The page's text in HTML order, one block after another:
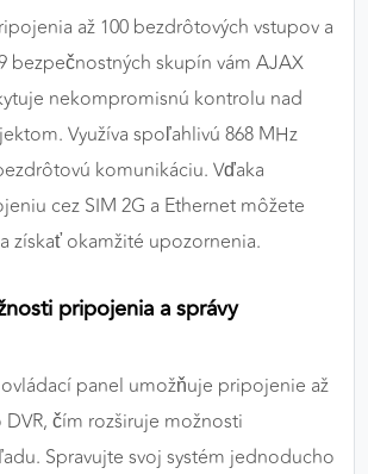
až 100 bezdrôtových vstupov a
bezpečnostných skupín vám AJAX
nekompromisnú kontrolu nad
Využíva spoľahlivú 868 MHz
komunikáciu. Vďaka
cez SIM 2G a Ethernet môžete
získať okamžité upozornenia.
pripojenia a správy
panel umožňuje pripojenie až
čím rozširuje možnosti
Spravujte svoj systém jednoducho